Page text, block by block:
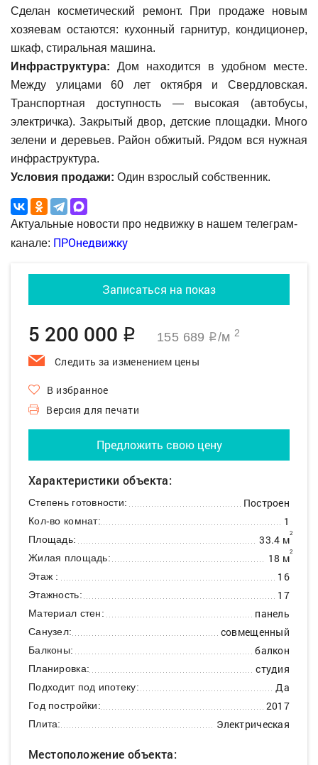
Сделан косметический ремонт. При продаже новым
хозяевам остаются: кухонный гарнитур, кондиционер,
шкаф, стиральная машина.
Инфраструктура: Дом находится в удобном месте.
Между улицами 60 лет октября и Свердловская.
Транспортная доступность — высокая (автобусы,
электричка). Закрытый двор, детские площадки. Много
зелени и деревьев. Район обжитый. Рядом вся нужная
инфраструктура.
Условия продажи: Один взрослый собственник.
Актуальные новости про недвижку в нашем телеграм-
канале: ПРОнедвижку
Записаться на показ
5 200 000 q 155 689 q/м 2
Следить за изменением цены
В избранное
Версия для печати
Предложить свою цену
Характеристики объекта:
Степень готовности: Построен
Кол-во комнат: 1
Площадь: 33.4 м2
Жилая площадь: 18 м2
Этаж : 16
Этажность: 17
Материал стен: панель
Санузел: совмещенный
Балконы: балкон
Планировка: студия
Подходит под ипотеку: Да
Год постройки: 2017
Плита: Электрическая
Местоположение объекта: